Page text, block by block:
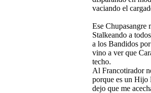
vaciando el
Ese Chupasangre
Stalkeando a
a los Bandidos
vino a ver que
techo.
Al Francotirador
porque es un Hijo
dejo que me